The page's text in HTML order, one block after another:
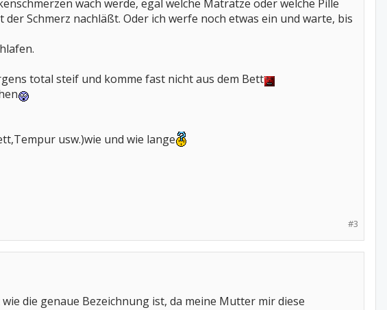
wach werde, egal welche Matratze oder welche Pille
Schmerz nachläßt. Oder ich werfe noch etwas ein und warte, bis
total steif und komme fast nicht aus dem Bett
usw.)wie und wie lange
#3
die genaue Bezeichnung ist, da meine Mutter mir diese